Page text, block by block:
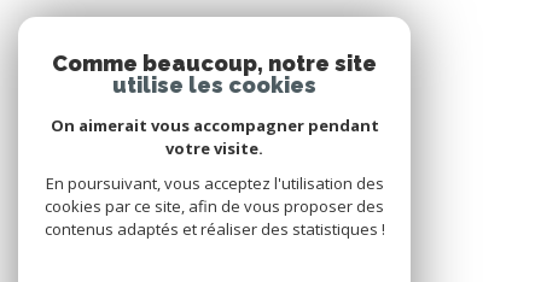
Nous adhérons
Comme beaucoup, notre site
utilise les cookies
On aimerait vous accompagner pendant
votre visite.
En poursuivant, vous acceptez l'utilisation des
cookies par ce site, afin de vous proposer des
contenus adaptés et réaliser des statistiques !